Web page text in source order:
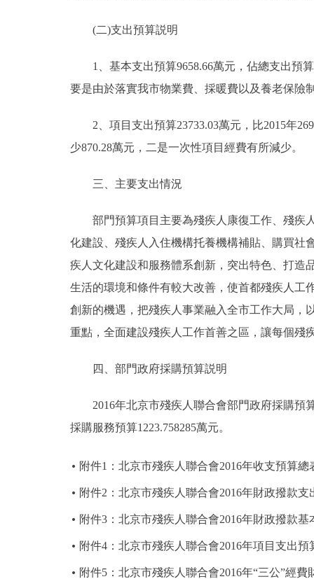
DEUTSCH
ESPAÑOL
(二)支出預算説明
1、基本支出預算9658.66萬元，佔總支出預算
要是由於落實我市物業費、採暖費以及養老保險
2、項目支出預算23733.03萬元，比2015年
少870.28萬元，二是一次性項目經費有所減少。
三、主要支出情況
部門預算項目主要為殘疾人康復工作、殘疾人
化建設、殘疾人入住機構托養機構補貼、購買社
疾人文化建設和服務體系創新，突出特色、打造
生活的環境和條件有較大改善，使首都殘疾人工
創新的機遇，把殘疾人事業融入全市工作大局，
重點，全面建設殘疾人工作首善之區，讓每個殘
四、部門政府採購預算説明
2016年北京市殘疾人聯合會部門政府採購預算
採購服務預算1223.758285萬元。
附件1：北京市殘疾人聯合會2016年收支預算總
附件2：北京市殘疾人聯合會2016年財政撥款支
附件3：北京市殘疾人聯合會2016年財政撥款
附件4：北京市殘疾人聯合會2016年項目支出預
附件5：北京市殘疾人聯合會2016年“三公”經費